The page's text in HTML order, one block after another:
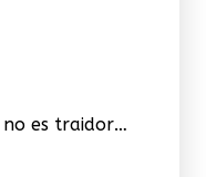
no es traidor…